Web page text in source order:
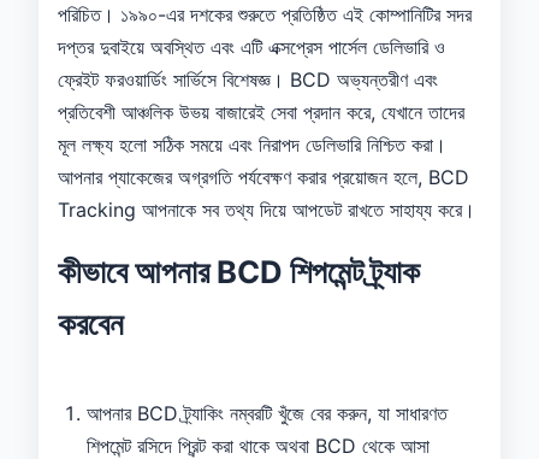
পরিচিত। ১৯৯০-এর দশকের শুরুতে প্রতিষ্ঠিত এই কোম্পানিটির সদর
দপ্তর দুবাইয়ে অবস্থিত এবং এটি এক্সপ্রেস পার্সেল ডেলিভারি ও
ফ্রেইট ফরওয়ার্ডিং সার্ভিসে বিশেষজ্ঞ। BCD অভ্যন্তরীণ এবং
প্রতিবেশী আঞ্চলিক উভয় বাজারেই সেবা প্রদান করে, যেখানে তাদের
মূল লক্ষ্য হলো সঠিক সময়ে এবং নিরাপদ ডেলিভারি নিশ্চিত করা।
আপনার প্যাকেজের অগ্রগতি পর্যবেক্ষণ করার প্রয়োজন হলে, BCD
Tracking আপনাকে সব তথ্য দিয়ে আপডেট রাখতে সাহায্য করে।
কীভাবে আপনার BCD শিপমেন্ট ট্র্যাক
করবেন
আপনার BCD ট্র্যাকিং নম্বরটি খুঁজে বের করুন, যা সাধারণত
শিপমেন্ট রসিদে প্রিন্ট করা থাকে অথবা BCD থেকে আসা